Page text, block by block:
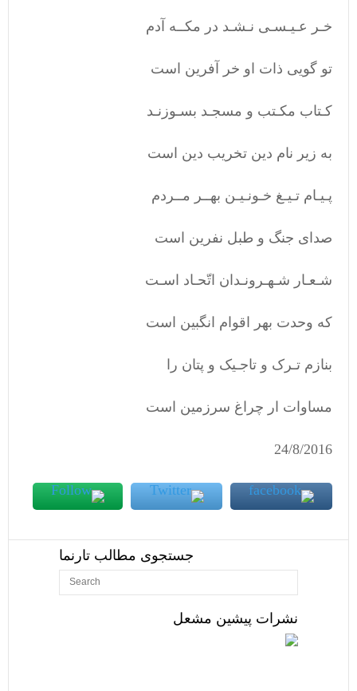
خـر عـیـسـی نـشـد در مکــه آدم
تو گویی ذات او خر آفرین است
کـتاب مکـتب و مسجـد بسـوزنـد
به زیر نام دین تخریب دین است
پـیـام تـیـغ خـونـیـن بهــر مــردم
صدای جنگ و طبل نفرین است
شـعـار شـهـرونـدان اتّحـاد اسـت
که وحدت بهر اقوام انگبین است
بنازم تـرک و تاجـیک و پتان را
مساوات ار چراغ سرزمین است
24/8/2016
جستجوی مطالب تارنما
نشرات پیشین مشعل